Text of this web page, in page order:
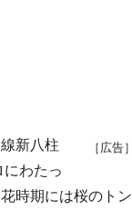
［広告］
新八柱
わたっ
時期には桜のトン